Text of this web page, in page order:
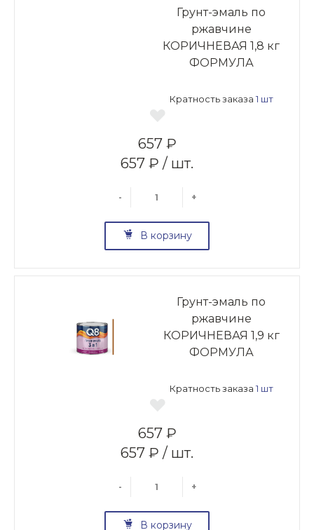
Грунт-эмаль по
ржавчине
КОРИЧНЕВАЯ 1,8 кг
ФОРМУЛА
Кратность заказа 1 шт
657 ₽
657 ₽ / шт.
- +
В корзину
Грунт-эмаль по
ржавчине
КОРИЧНЕВАЯ 1,9 кг
ФОРМУЛА
Кратность заказа 1 шт
657 ₽
657 ₽ / шт.
- +
В корзину